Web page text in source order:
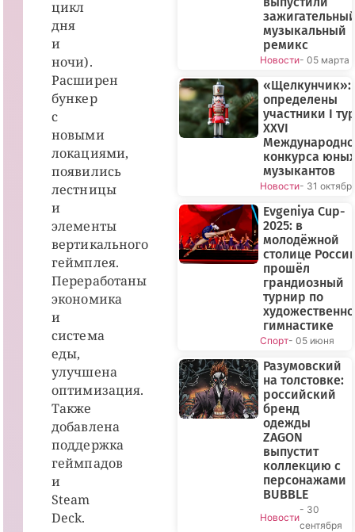
цикл
дня
и
ночи).
Расширен
бункер
с
новыми
локациями,
появились
лестницы
и
элементы
вертикального
геймплея.
Переработаны
экономика
и
система
еды,
улучшена
оптимизация.
Также
добавлена
поддержка
геймпадов
и
Steam
Deck.
музыкальный
ремикс
Новости- 05 марта
«Щелкунчик»:
определены
участники I
XXVI
конкурса юных
музыкантов
Новости- 31
Evgeniya Cup-
2025: в
молодёжной
столице
прошёл
грандиозный
турнир по
гимнастике
Спорт- 05 июня
Разумовский
на толстовке:
российский
бренд
одежды
ZAGON
выпустит
коллекцию с
персонажами
BUBBLE
Новости
- 30
сентября